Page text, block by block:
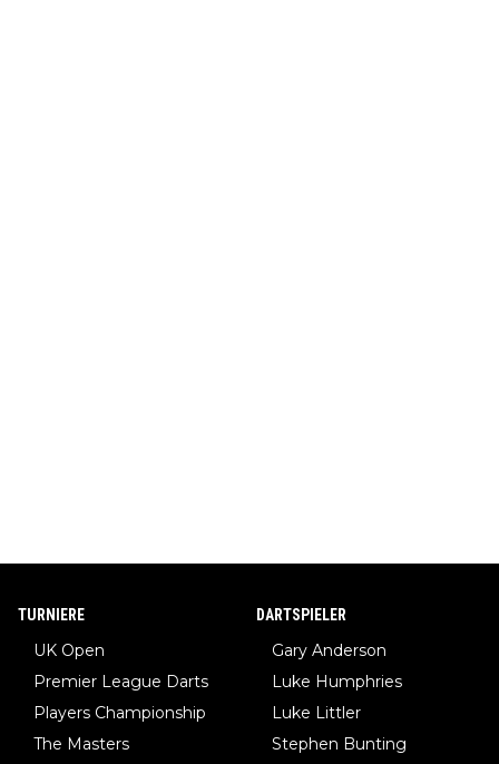
TURNIERE
UK Open
Premier League Darts
Players Championship
The Masters
DARTSPIELER
Gary Anderson
Luke Humphries
Luke Littler
Stephen Bunting